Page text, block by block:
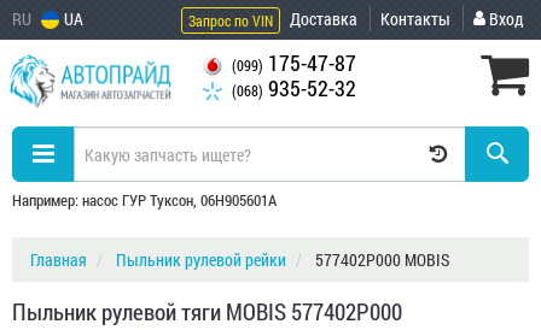
RU UA Запрос по VIN Доставка Контакты Вход
(099) 175-47-87
(068) 935-52-32
Например: насос ГУР Туксон, 06H905601A
Главная Пыльник рулевой рейки 577402P000 MOBIS
Пыльник рулевой тяги MOBIS 577402P000